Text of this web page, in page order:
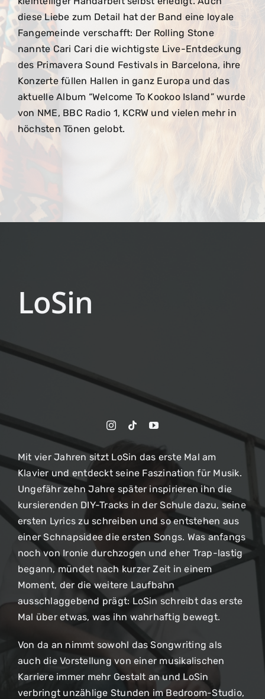
diese Liebe zum Detail hat der Band eine loyale
Fangemeinde verschafft: Der Rolling Stone
nannte Cari Cari die wichtigste Live-Entdeckung
des Primavera Sound Festivals in Barcelona, ihre
Konzerte füllen Hallen in ganz Europa und das
aktuelle Album “Welcome To Kookoo Island” wurde
von NME, BBC Radio 1, KCRW und vielen mehr in
höchsten Tönen gelobt.
LoSin
Mit vier Jahren sitzt LoSin das erste Mal am
Klavier und entdeckt seine Faszination für Musik.
Ungefähr zehn Jahre später inspirieren ihn die
kursierenden DIY-Tracks in der Schule dazu, seine
ersten Lyrics zu schreiben und so entstehen aus
einer Schnapsidee die ersten Songs. Was anfangs
noch von Ironie durchzogen und eher Trap-lastig
begann, mündet nach kurzer Zeit in einem
Moment, der die weitere Laufbahn
ausschlaggebend prägt: LoSin schreibt das erste
Mal über etwas, was ihn wahrhaftig bewegt.
Von da an nimmt sowohl das Songwriting als
auch die Vorstellung von einer musikalischen
Karriere immer mehr Gestalt an und LoSin
verbringt unzählige Stunden im Bedroom-Studio,